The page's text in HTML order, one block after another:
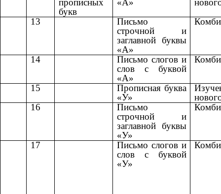
прописных
букв
«А»
13
Письмо
строчной и
заглавной буквы
«А»
14
Письмо слогов и
слов с буквой
«А»
15
Прописная буква
«У»
16
Письмо
строчной и
заглавной буквы
«У»
17
Письмо слогов и
слов с буквой
«У»